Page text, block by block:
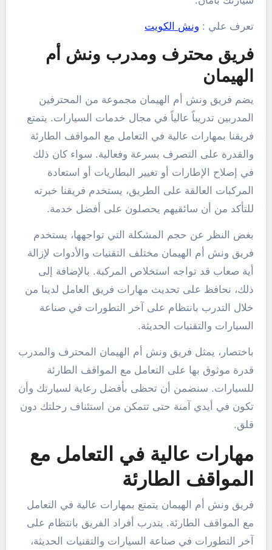
تعرف علي : ونش الكويت
فريق محترف ومدرب ونش أم
الهيمان
يضم فريق ونش أم الهيمان مجموعة من المحترفين
المدربين تدريباً عالياً في مجال خدمات السيارات. يتمتع
فريقنا بمهارات عالية في التعامل مع المواقف الطارئة
والقدرة على التصرف بسرعة وفعالية. سواء كان ذلك
في إصلاح الإطارات أو تغيير البطاريات أو استعادة
المركبات العالقة على الطريق، يستخدم فريقنا خبرته
للتأكد من أن سائقيهم يحصلون على أفضل خدمة.
بغض النظر عن حجم المشكلة التي تواجهها، يستخدم
فريق ونش أم الهيمان مختلف التقنيات والأدوات لإزالة
أية صعاب قد تواجه استخلاص المركبة. بالإضافة إلى
ذلك، نحافظ على تحديث مهارات فريق العامل لدينا من
خلال التدرب بانتظام على آخر التطورات في صناعة
السيارات والتقنيات الحديثة.
باختصار، يمثل فريق ونش أم الهيمان المحترف والمدرب
قدرة موثوق بها على التعامل مع المواقف الطارئة
للسيارات. سنضمن أن تحظى بأفضل رعاية لسيارتك وأن
تكون في أيدي آمنة حتى تتمكن من استئناف رحلتك دون
قلق.
مهارات عالية في التعامل مع
المواقف الطارئة
فريق ونش أم الهيمان يتمتع بمهارات عالية في التعامل
مع المواقف الطارئة. يتدرب أفراد الفريق بانتظام على
آخر التطورات في صناعة السيارات والتقنيات الحديثة،